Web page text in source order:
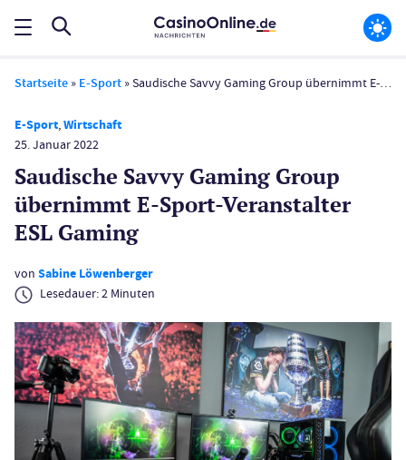
Startseite » E-Sport »Saudische Savvy Gaming Group übernimmt E-Sport-Veranstalter ESL Gaming
E-Sport,Wirtschaft
25. Januar 2022
Saudische Savvy Gaming Group
übernimmt E-Sport-Veranstalter
ESL Gaming
von Sabine Löwenberger
Lesedauer:2 Minuten